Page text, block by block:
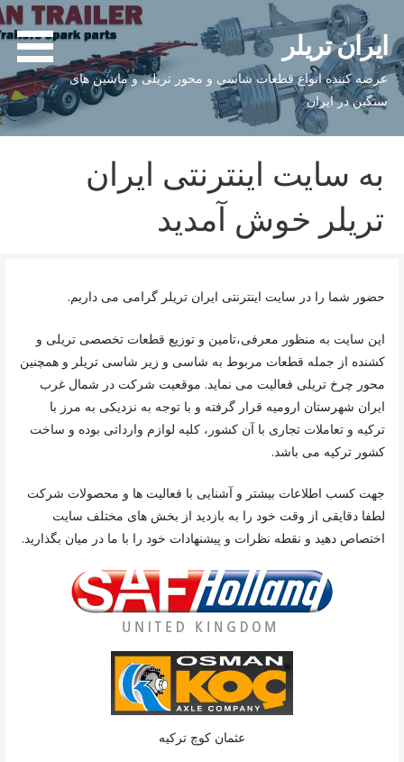
به
محتواایران تریلر
عرضه کننده انواع قطعات شاسی و محور تریلی و ماشین های
سنگین در ایران
به سایت اینترنتی ایران
تریلر خوش آمدید
حضور شما را در سایت اینترنتی ایران تریلر گرامی می داریم.
این سایت به منظور معرفی،تامین و توزیع قطعات تخصصی تریلی و
کشنده از جمله قطعات مربوط به شاسی و زیر شاسی تریلر و همچنین
محور چرخ تریلی فعالیت می نماید. موقعیت شرکت در شمال غرب
ایران شهرستان ارومیه قرار گرفته و با توجه به نزدیکی به مرز با
ترکیه و تعاملات تجاری با آن کشور، کلیه لوازم وارداتی بوده و ساخت
کشور ترکیه می باشد.
جهت کسب اطلاعات بیشتر و آشنایی با فعالیت ها و محصولات شرکت
لطفا دقایقی از وقت خود را به بازدید از بخش های مختلف سایت
اختصاص دهید و نقطه نظرات و پیشنهادات خود را با ما در میان بگذارید.
عثمان کوچ ترکیه